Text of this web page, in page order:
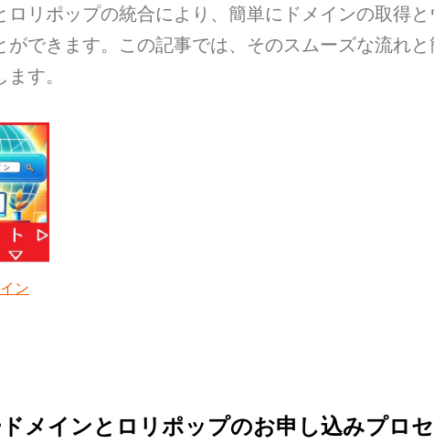
ロリポップの統合により、簡単にドメインの取得
ができます。この記事では、そのスムーズな流れ
す。
ン
メインとロリポップのお申し込みプロ